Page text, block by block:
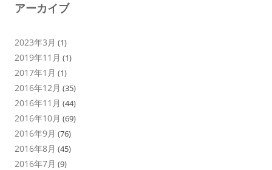
アーカイブ
2023年3月 (1)
2019年11月 (1)
2017年1月 (1)
2016年12月 (35)
2016年11月 (44)
2016年10月 (69)
2016年9月 (76)
2016年8月 (45)
2016年7月 (9)